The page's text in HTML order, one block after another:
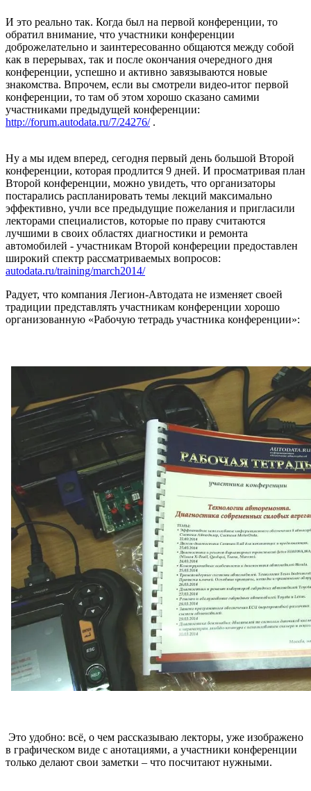
И это реально так. Когда был на первой конференции, то
обратил внимание, что участники конференции
доброжелательно и заинтересованно общаются между собой
как в перерывах, так и после окончания очередного дня
конференции, успешно и активно завязываются новые
знакомства. Впрочем, если вы смотрели видео-итог первой
конференции, то там об этом хорошо сказано самими
участниками предыдущей конференции:
http://forum.autodata.ru/7/24276/.
Ну а мы идем вперед, сегодня первый день большой Второй
конференции, которая продлится 9 дней. И просматривая план
Второй конференции, можно увидеть, что организаторы
постарались распланировать темы лекций максимально
эффективно, учли все предыдущие пожелания и пригласили
лекторами специалистов, которые по праву считаются
лучшими в своих областях диагностики и ремонта
автомобилей - участникам Второй конфереции предоставлен
широкий спектр рассматриваемых вопросов:
autodata.ru/training/march2014/
Радует, что компания Легион-Автодата не изменяет своей
традиции представлять участникам конференции хорошо
организованную «Рабочую тетрадь участника конференции»:
Это удобно: всё, о чем рассказываю лекторы, уже изображено
в графическом виде с анотациями, а участники конференции
только делают свои заметки – что посчитают нужными.